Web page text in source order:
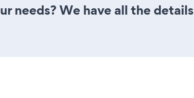
needs? We have all the details